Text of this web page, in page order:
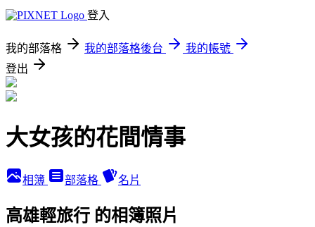
登入
我的部落格 我的部落格後台
我的帳號
登出
大女孩的花間情事
相簿 部落格 名片
高雄輕旅行 的相簿照片